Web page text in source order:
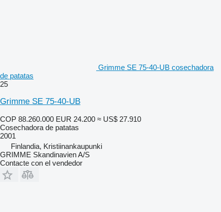
Grimme SE 75-40-UB cosechadora
de patatas
25
Grimme SE 75-40-UB
COP 88.260.000 EUR 24.200 ≈ US$ 27.910
Cosechadora de patatas
2001
Finlandia, Kristiinankaupunki
GRIMME Skandinavien A/S
Contacte con el vendedor